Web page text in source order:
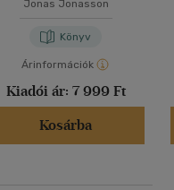
Jonas Jonasson
Könyv
Árinformációk
Kiadói ár: 7 999 Ft
Kosárba